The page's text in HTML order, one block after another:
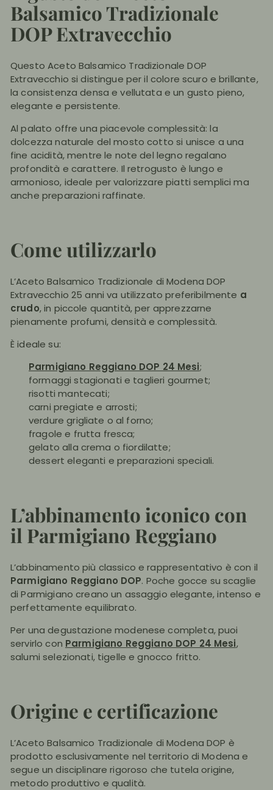
Balsamico Tradizionale
DOP Extravecchio
Questo Aceto Balsamico Tradizionale DOP
Extravecchio si distingue per il colore scuro e brillante,
la consistenza densa e vellutata e un gusto pieno,
elegante e persistente.
Al palato offre una piacevole complessità: la
dolcezza naturale del mosto cotto si unisce a una
fine acidità, mentre le note del legno regalano
profondità e carattere. Il retrogusto è lungo e
armonioso, ideale per valorizzare piatti semplici ma
anche preparazioni raffinate.
Come utilizzarlo
L’Aceto Balsamico Tradizionale di Modena DOP
Extravecchio 25 anni va utilizzato preferibilmente a
crudo, in piccole quantità, per apprezzarne
pienamente profumi, densità e complessità.
È ideale su:
Parmigiano Reggiano DOP 24 Mesi;
formaggi stagionati e taglieri gourmet;
risotti mantecati;
carni pregiate e arrosti;
verdure grigliate o al forno;
fragole e frutta fresca;
gelato alla crema o fiordilatte;
dessert eleganti e preparazioni speciali.
L’abbinamento iconico con
il Parmigiano Reggiano
L’abbinamento più classico e rappresentativo è con il
Parmigiano Reggiano DOP. Poche gocce su scaglie
di Parmigiano creano un assaggio elegante, intenso e
perfettamente equilibrato.
Per una degustazione modenese completa, puoi
servirlo con Parmigiano Reggiano DOP 24 Mesi,
salumi selezionati, tigelle e gnocco fritto.
Origine e certificazione
L’Aceto Balsamico Tradizionale di Modena DOP è
prodotto esclusivamente nel territorio di Modena e
segue un disciplinare rigoroso che tutela origine,
metodo produttivo e qualità.